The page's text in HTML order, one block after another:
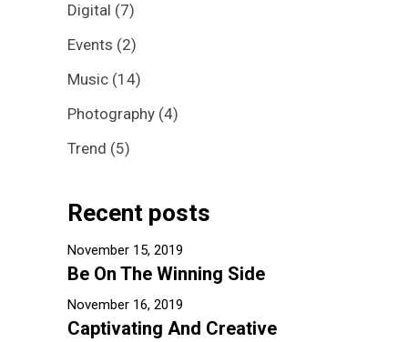
Digital (7)
Events (2)
Music (14)
Photography (4)
Trend (5)
Recent posts
November 15, 2019
Be On The Winning Side
November 16, 2019
Captivating And Creative